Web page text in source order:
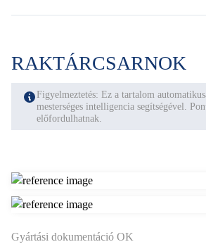
RAKTÁRCSARNOK
Figyelmeztetés: Ez a tartalom
mesterséges intelligencia segítségével.
előfordulhatnak.
Gyártási dokumentáció OK